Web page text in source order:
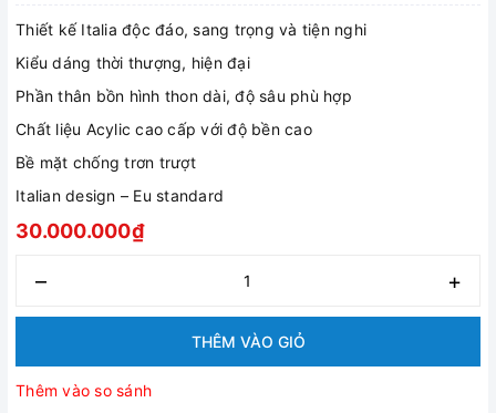
Thiết kế Italia độc đáo, sang trọng và tiện nghi
Kiểu dáng thời thượng, hiện đại
Phần thân bồn hình thon dài, độ sâu phù hợp
Chất liệu Acylic cao cấp với độ bền cao
Bề mặt chống trơn trượt
Italian design – Eu standard
30.000.000₫
– +
THÊM VÀO GIỎ
Thêm vào so sánh